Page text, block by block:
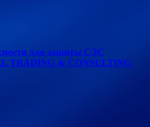
для защиты СЭС
TRADING & CONSULTING